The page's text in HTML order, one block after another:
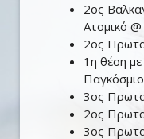
2ος
Ατομικό
2ος
1η θέση
3ος
2ος
3ος